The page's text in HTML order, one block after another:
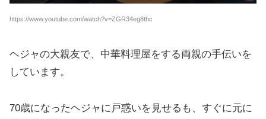
https://www.youtube.com/watch?v=ZGR34eg8thc
ヘジャの大親友で、中華料理屋をする両親の手伝いを
しています。
70歳になったヘジャに戸惑いを見せるも、すぐに元に